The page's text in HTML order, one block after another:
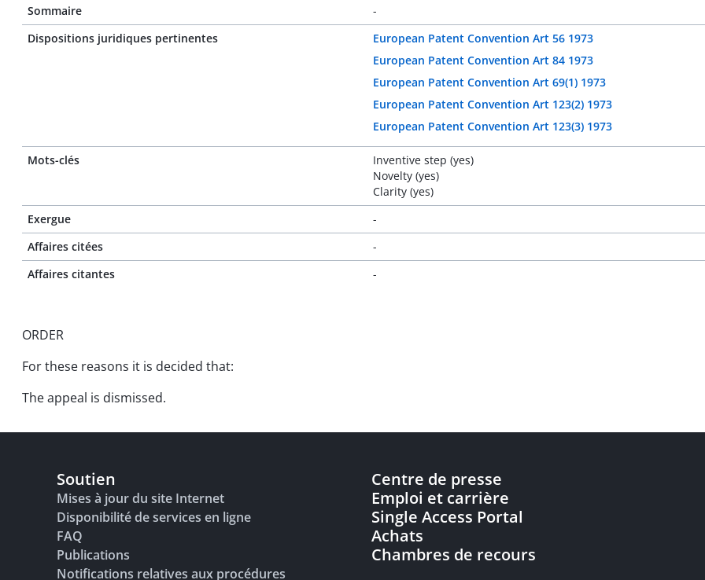
Sommaire
-
Dispositions juridiques pertinentes
European Patent Convention Art 56 1973
European Patent Convention Art 84 1973
European Patent Convention Art 69(1) 1973
European Patent Convention Art 123(2) 1973
European Patent Convention Art 123(3) 1973
Mots-clés
Inventive step (yes)
Novelty (yes)
Clarity (yes)
Exergue
-
Affaires citées
-
Affaires citantes
-
ORDER
For these reasons it is decided that:
The appeal is dismissed.
Soutien
Mises à jour du site Internet
Disponibilité de services en ligne
FAQ
Publications
Notifications relatives aux procédures
Centre de presse
Emploi et carrière
Single Access Portal
Achats
Chambres de recours